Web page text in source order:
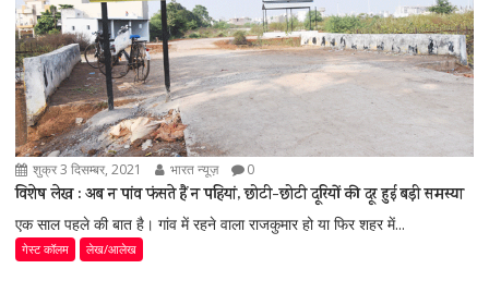
शुक्र 3 दिसम्बर, 2021 भारत न्यूज़ 0
विशेष लेख : अब न पांव फंसते हैं न पहियां, छोटी-छोटी दूरियों की दूर हुई बड़ी समस्या
एक साल पहले की बात है। गांव में रहने वाला राजकुमार हो या फिर शहर में...
गेस्ट कॉलम लेख/आलेख